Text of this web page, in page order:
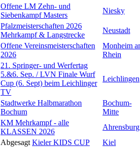
Offene LM Zehn- und
Siebenkampf Masters
Niesky
Pfalzmeisterschaften 2026
Mehrkampf & Langstrecke
Neustadt
Offene Vereinsmeisterschaften
2026
Monheim
Rhein
21. Springer- und Werfertag
5.&6. Sep. / LVN Finale Wurf
Cup (6. Sept) beim Leichlinger
TV
Leichlingen
Stadtwerke Halbmarathon
Bochum
Bochum-
Mitte
KM Mehrkampf - alle
KLASSEN 2026
Ahrensburg
Abgesagt Kieler KIDS CUP
Kiel